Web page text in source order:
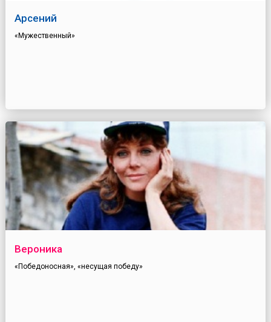
Арсений
«Мужественный»
Вероника
«Победоносная», «несущая победу»